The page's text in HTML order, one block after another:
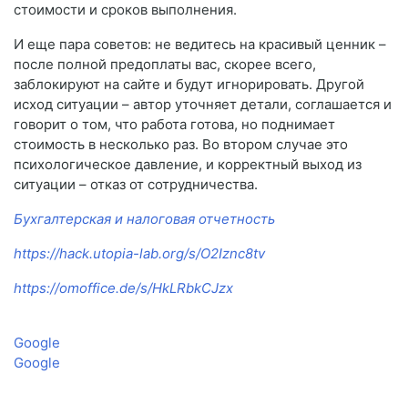
стоимости и сроков выполнения.
И еще пара советов: не ведитесь на красивый ценник –
после полной предоплаты вас, скорее всего,
заблокируют на сайте и будут игнорировать. Другой
исход ситуации – автор уточняет детали, соглашается и
говорит о том, что работа готова, но поднимает
стоимость в несколько раз. Во втором случае это
психологическое давление, и корректный выход из
ситуации – отказ от сотрудничества.
Бухгалтерская и налоговая отчетность
https://hack.utopia-lab.org/s/O2Iznc8tv
https://omoffice.de/s/HkLRbkCJzx
Google
Google